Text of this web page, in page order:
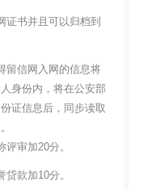
证书并且可以归档到
留信网入网的信息将
身份内，将在公安部
证信息后，同步读取
评审加20分。
贷款加10分。